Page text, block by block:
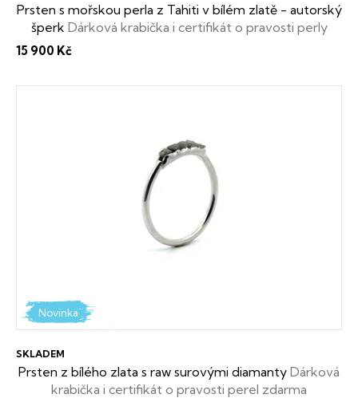
Prsten s mořskou perla z Tahiti v bílém zlatě - autorský
šperk Dárková krabička i certifikát o pravosti perly
15 900 Kč
Novinka
Prsten z bílého zlata s raw surovými diamanty Dárková
krabička i certifikát o pravosti perel zdarma
SKLADEM